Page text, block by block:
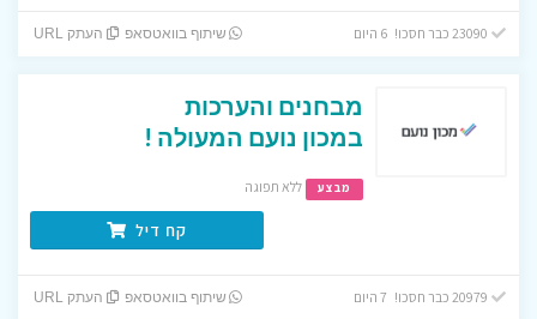
שיתוף בוואטסאפ העתק URL
מבחנים והערכות
במכון נועם המעולה !
מבצע ללא תפוגה
קח דיל
שיתוף בוואטסאפ העתק URL